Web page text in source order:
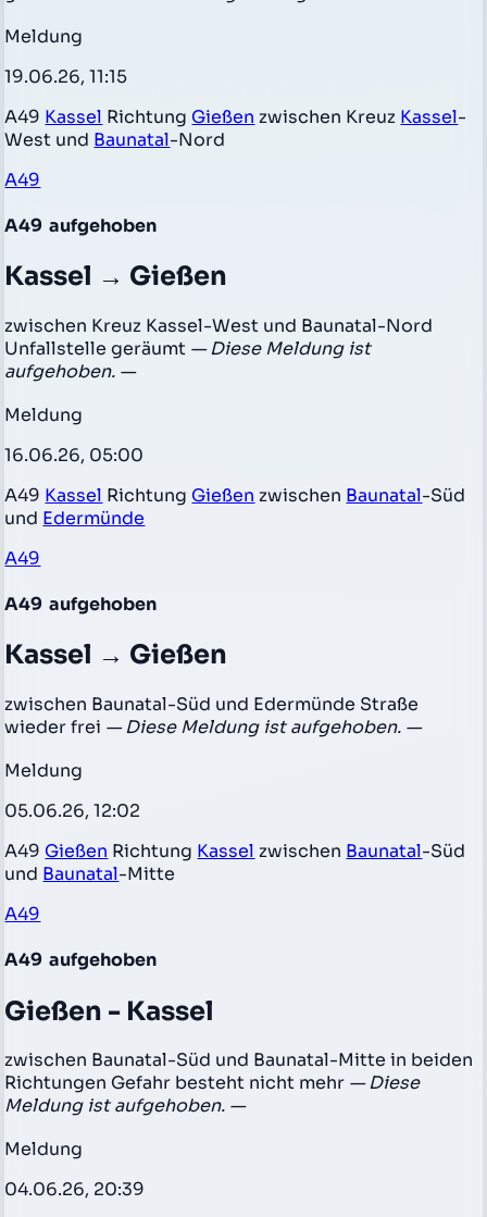
Meldung
19.06.26, 11:15
A49 Kassel Richtung Gießen zwischen Kreuz Kassel-
West und Baunatal-Nord
A49
A49 aufgehoben
Kassel → Gießen
zwischen Kreuz Kassel-West und Baunatal-Nord
Unfallstelle geräumt — Diese Meldung ist
aufgehoben. —
Meldung
16.06.26, 05:00
A49 Kassel Richtung Gießen zwischen Baunatal-Süd
und Edermünde
A49
A49 aufgehoben
Kassel → Gießen
zwischen Baunatal-Süd und Edermünde Straße
wieder frei — Diese Meldung ist aufgehoben. —
Meldung
05.06.26, 12:02
A49 Gießen Richtung Kassel zwischen Baunatal-Süd
und Baunatal-Mitte
A49
A49 aufgehoben
Gießen - Kassel
zwischen Baunatal-Süd und Baunatal-Mitte in beiden
Richtungen Gefahr besteht nicht mehr — Diese
Meldung ist aufgehoben. —
Meldung
04.06.26, 20:39